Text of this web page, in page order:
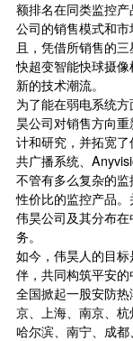
额排名在同类监控
公司的销售模式和
且，凭借所销售的
快超变智能快球摄
新的技术潮流。
为了能在弱电系统
昊公司对销售方向
计和研究，并拓宽
共广播系统、
不管有多么复杂的
性价比的监控产品
伟昊公司及其分布
务。
如今，伟昊人的目
伴，共同构筑平安
全国掀起一股安防
京、上海、南京、杭
哈尔滨、南宁、成